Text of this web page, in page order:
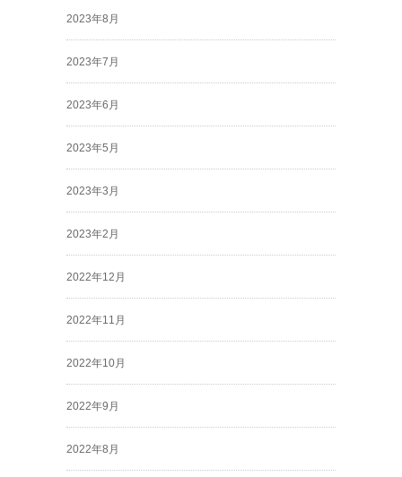
2023年8月
2023年7月
2023年6月
2023年5月
2023年3月
2023年2月
2022年12月
2022年11月
2022年10月
2022年9月
2022年8月